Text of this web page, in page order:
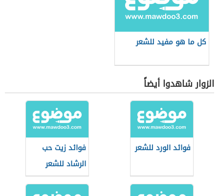
كل ما هو مفيد للشعر
الزوار شاهدوا أيضاً
فوائد الورد للشعر
فوائد زيت حب
الرشاد للشعر